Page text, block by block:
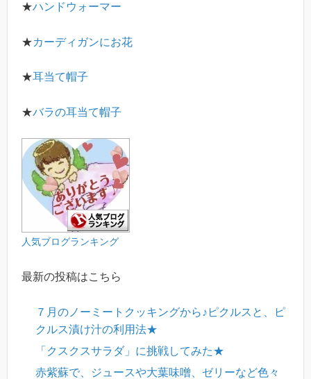
★ハンドウォーマー
★カーディガンにお花
★耳当て帽子
★バラの耳当て帽子
人気ブログランキング
最新の投稿はこちら
７月のノーミートクッキングから♪ピクルスと、ピ
クルス漬け汁の利用法★
「クスクスサラダ」に挑戦してみた★
赤紫蘇で、ジュースや大葉味噌、ゼリーなど色々